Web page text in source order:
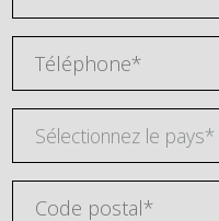
Sélectionnez le pays*